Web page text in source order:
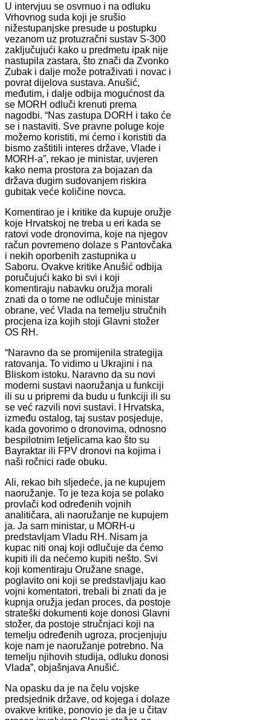
U intervjuu se osvrnuo i na odluku
Vrhovnog suda koji je srušio
nižestupanjske presude u postupku
vezanom uz protuzračni sustav S-300
zaključujući kako u predmetu ipak nije
nastupila zastara, što znači da Zvonko
Zubak i dalje može potraživati i novac i
povrat dijelova sustava. Anušić,
međutim, i dalje odbija mogućnost da
se MORH odluči krenuti prema
nagodbi. “Nas zastupa DORH i tako će
se i nastaviti. Sve pravne poluge koje
možemo koristiti, mi ćemo i koristiti da
bismo zaštitili interes države, Vlade i
MORH-a”, rekao je ministar, uvjeren
kako nema prostora za bojazan da
država dugim sudovanjem riskira
gubitak veće količine novca.
Komentirao je i kritike da kupuje oružje
koje Hrvatskoj ne treba u eri kada se
ratovi vode dronovima, koje na njegov
račun povremeno dolaze s Pantovčaka
i nekih oporbenih zastupnika u
Saboru. Ovakve kritike Anušić odbija
poručujući kako bi svi i koji
komentiraju nabavku oružja morali
znati da o tome ne odlučuje ministar
obrane, već Vlada na temelju stručnih
procjena iza kojih stoji Glavni stožer
OS RH.
“Naravno da se promijenila strategija
ratovanja. To vidimo u Ukrajini i na
Bliskom istoku. Naravno da su novi
moderni sustavi naoružanja u funkciji
ili su u pripremi da budu u funkciji ili su
se već razvili novi sustavi. I Hrvatska,
između ostalog, taj sustav posjeduje,
kada govorimo o dronovima, odnosno
bespilotnim letjelicama kao što su
Bayraktar ili FPV dronovi na kojima i
naši ročnici rade obuku.
Ali, rekao bih sljedeće, ja ne kupujem
naoružanje. To je teza koja se polako
provlači kod određenih vojnih
analitičara, ali naoružanje ne kupujem
ja. Ja sam ministar, u MORH-u
predstavljam Vladu RH. Nisam ja
kupac niti onaj koji odlučuje da ćemo
kupiti ili da nećemo kupiti nešto. Svi
koji komentiraju Oružane snage,
poglavito oni koji se predstavljaju kao
vojni komentatori, trebali bi znati da je
kupnja oružja jedan proces, da postoje
strateški dokumenti koje donosi Glavni
stožer, da postoje stručnjaci koji na
temelju određenih ugroza, procjenjuju
koje nam je naoružanje potrebno. Na
temelju njihovih studija, odluku donosi
Vlada”, objašnjava Anušić.
Na opasku da je na čelu vojske
predsjednik države, od kojega i dolaze
ovakve kritike, ponovio je da je u čitav